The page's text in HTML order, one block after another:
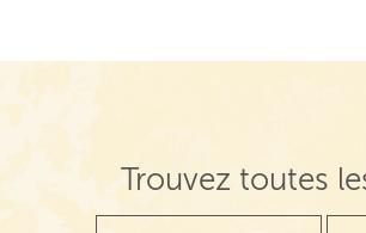
Trouvez toutes